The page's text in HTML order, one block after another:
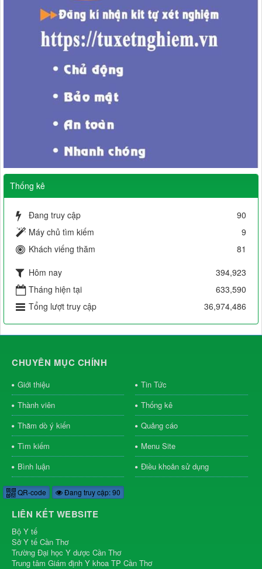
Thống kê
Đang truy cập
90
Máy chủ tìm kiếm
9
Khách viếng thăm
81
Hôm nay
394,923
Tháng hiện tại
633,590
Tổng lượt truy cập
36,974,486
CHUYÊN MỤC CHÍNH
Giới thiệu
Tin Tức
Thành viên
Thống kê
Thăm dò ý kiến
Quảng cáo
Tìm kiếm
Menu Site
Bình luận
Điều khoản sử dụng
QR-code Đang truy cập: 90
LIÊN KẾT WEBSITE
Bộ Y tế
Sở Y tế Cần Thơ
Trường Đại học Y dược Cần Thơ
Trung tâm Giám định Y khoa TP Cần Thơ